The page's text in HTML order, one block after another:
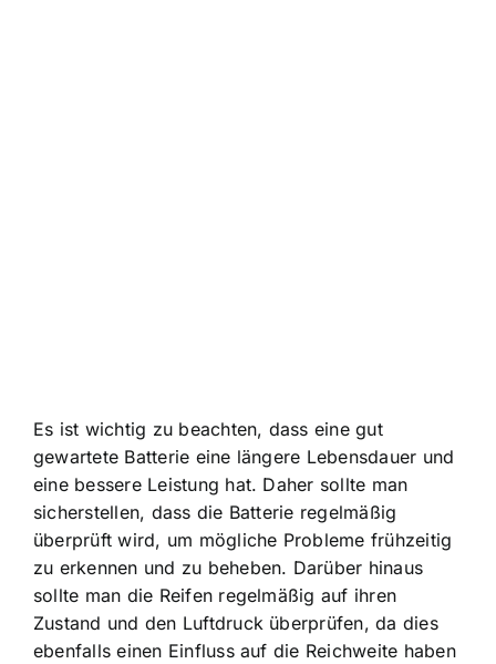
Es ist wichtig zu beachten, dass eine gut
gewartete Batterie eine längere Lebensdauer und
eine bessere Leistung hat. Daher sollte man
sicherstellen, dass die Batterie regelmäßig
überprüft wird, um mögliche Probleme frühzeitig
zu erkennen und zu beheben. Darüber hinaus
sollte man die Reifen regelmäßig auf ihren
Zustand und den Luftdruck überprüfen, da dies
ebenfalls einen Einfluss auf die Reichweite haben